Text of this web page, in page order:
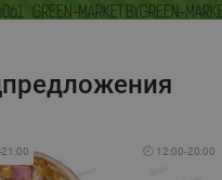
-21:00 🕘 12:00-20:00